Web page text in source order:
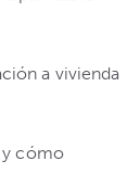
a vivienda
y cómo